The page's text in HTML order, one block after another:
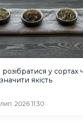
у сортах
якість
2026 11:30